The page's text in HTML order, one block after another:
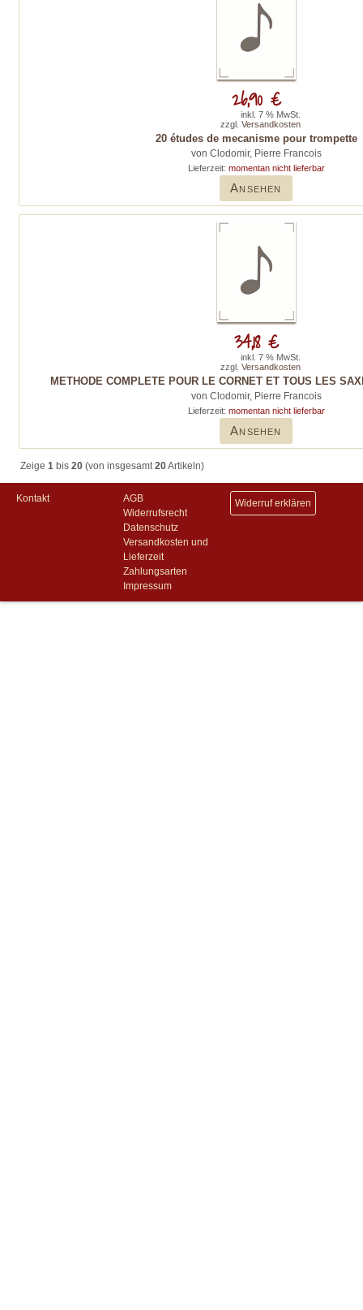
20 études de mecanisme pour trompette
von Clodomir, Pierre Francois
Lieferzeit: momentan nicht lieferbar
Ansehen
26,90 €
inkl. 7 % MwSt.
zzgl. Versandkosten
METHODE COMPLETE POUR LE CORNET ET TOUS LES
von Clodomir, Pierre Francois
Lieferzeit: momentan nicht lieferbar
Ansehen
34,18 €
inkl. 7 % MwSt.
zzgl. Versandkosten
Zeige 1 bis 20 (von insgesamt20Artikeln)
Kontakt
AGB
Widerrufsrecht
Datenschutz
Versandkosten und
Lieferzeit
Zahlungsarten
Impressum
Widerruf erklären